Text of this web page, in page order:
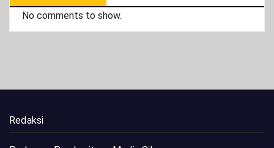
No comments to show.
Redaksi